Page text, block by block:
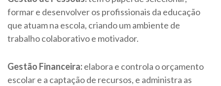
formar e desenvolver os profissionais da educação
que atuam na escola, criando um ambiente de
trabalho colaborativo e motivador.
Gestão Financeira:elabora e controla o orçamento
escolar e a captação de recursos, e administra as